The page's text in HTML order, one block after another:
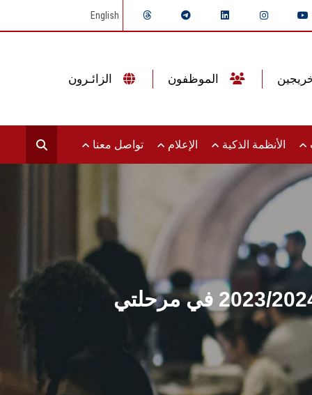
English
الأنظمة الذكية الإعلام تواصل معنا
آداب عين شمس تعلن نتائج امتحانات منتصف العام الجامعي 2023/2024 في مرحلتي